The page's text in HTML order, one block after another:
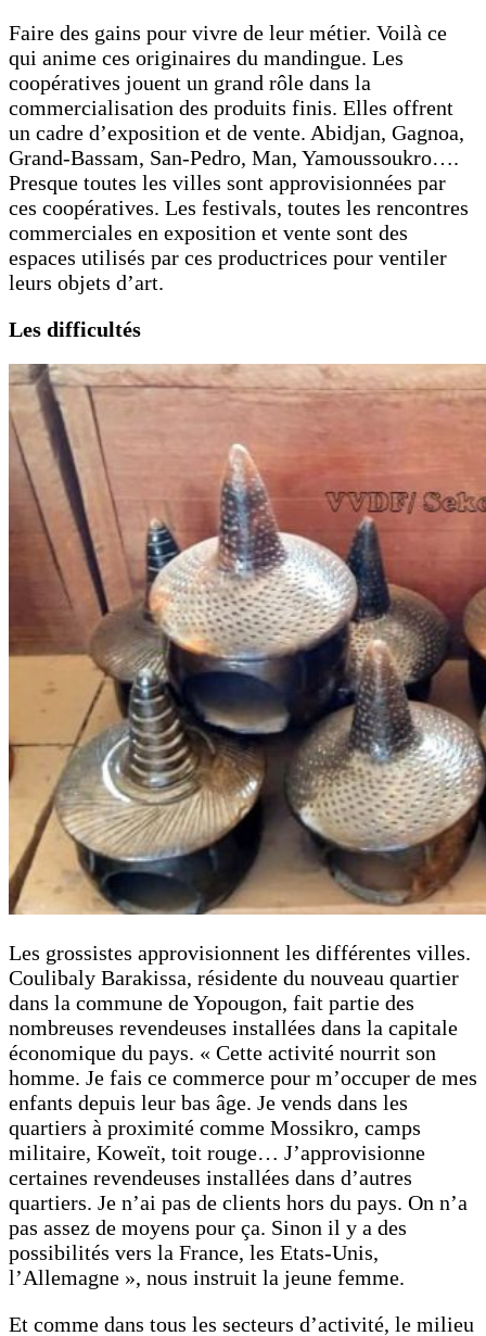
Faire des gains pour vivre de leur métier. Voilà ce
qui anime ces originaires du mandingue. Les
coopératives jouent un grand rôle dans la
commercialisation des produits finis. Elles offrent
un cadre d’exposition et de vente. Abidjan, Gagnoa,
Grand-Bassam, San-Pedro, Man, Yamoussoukro….
Presque toutes les villes sont approvisionnées par
ces coopératives. Les festivals, toutes les rencontres
commerciales en exposition et vente sont des
espaces utilisés par ces productrices pour ventiler
leurs objets d’art.
Les difficultés
Les grossistes approvisionnent les différentes villes.
Coulibaly Barakissa, résidente du nouveau quartier
dans la commune de Yopougon, fait partie des
nombreuses revendeuses installées dans la capitale
économique du pays. « Cette activité nourrit son
homme. Je fais ce commerce pour m’occuper de mes
enfants depuis leur bas âge. Je vends dans les
quartiers à proximité comme Mossikro, camps
militaire, Koweït, toit rouge… J’approvisionne
certaines revendeuses installées dans d’autres
quartiers. Je n’ai pas de clients hors du pays. On n’a
pas assez de moyens pour ça. Sinon il y a des
possibilités vers la France, les Etats-Unis,
l’Allemagne », nous instruit la jeune femme.
Et comme dans tous les secteurs d’activité, le milieu